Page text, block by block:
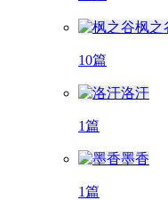
枫之
10篇
洛汗
1篇
墨香
1篇